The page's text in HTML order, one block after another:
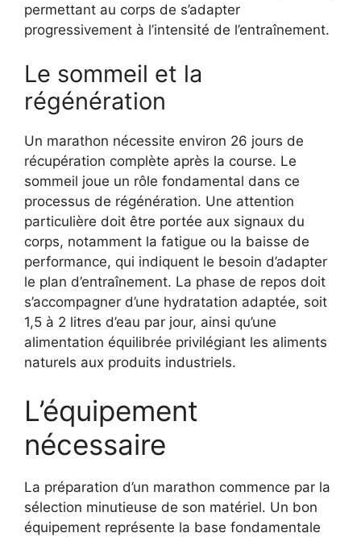
permettant au corps de s’adapter
progressivement à l’intensité de l’entraînement.
Le sommeil et la
régénération
Un marathon nécessite environ 26 jours de
récupération complète après la course. Le
sommeil joue un rôle fondamental dans ce
processus de régénération. Une attention
particulière doit être portée aux signaux du
corps, notamment la fatigue ou la baisse de
performance, qui indiquent le besoin d’adapter
le plan d’entraînement. La phase de repos doit
s’accompagner d’une hydratation adaptée, soit
1,5 à 2 litres d’eau par jour, ainsi qu’une
alimentation équilibrée privilégiant les aliments
naturels aux produits industriels.
L’équipement
nécessaire
La préparation d’un marathon commence par la
sélection minutieuse de son matériel. Un bon
équipement représente la base fondamentale